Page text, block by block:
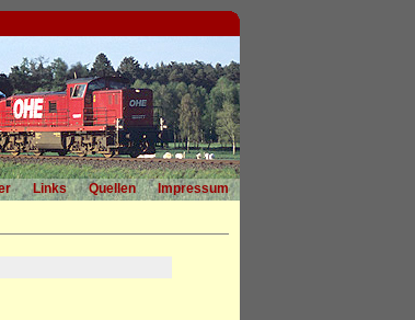
Links Quellen
Impressum